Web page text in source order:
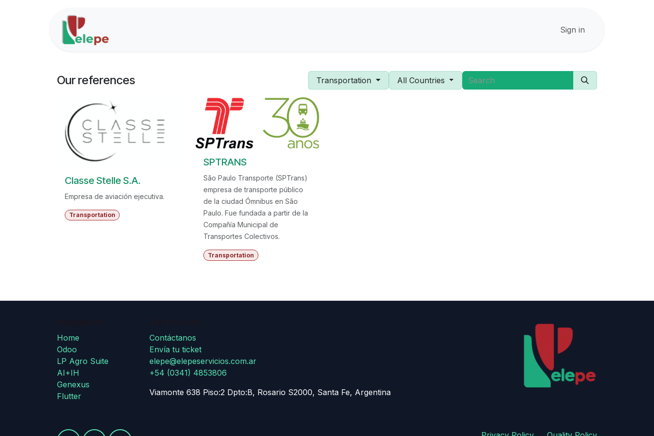
Sign in
Our references Transportation All Countries
Classe Stelle S.A.
Empresa de aviación ejecutiva.
Transportation
SPTRANS
São Paulo Transporte (SPTrans)
empresa de transporte público
de la ciudad Ómnibus en São
Paulo. Fue fundada a partir de la
Compañía Municipal de
Transportes Colectivos.
Transportation
Home
Odoo
LP Agro Suite
AI+IH
Genexus
Flutter
Contáctanos
Envía tu ticket
elepe@elepeservicios.com.ar
+54 (0341) 4853806
Viamonte 638 Piso:2 Dpto:B, Rosario S2000, Santa Fe, Argentina